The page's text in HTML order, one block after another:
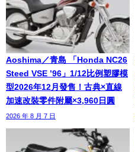
Aoshima／青島 「Honda NC26
Steed VSE ’96」1/12比例塑膠模
型2026年12月發售！古典×直線
加速改裝零件附屬×3,960日圓
2026 年 8 月 7 日